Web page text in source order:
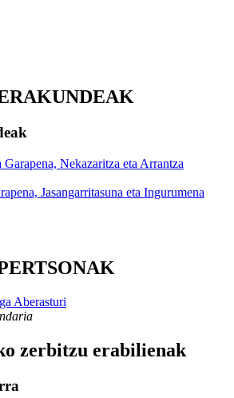
Nekazaritza eta Arrantza
Jasangarritasuna eta Ingurumena
Aberasturi
zerbitzu erabilienak